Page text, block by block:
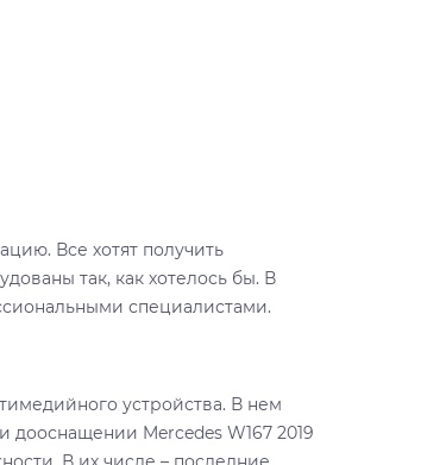
Все хотят получить
так, как хотелось бы. В
специалистами.
устройства. В нем
дооснащении Mercedes W167 2019